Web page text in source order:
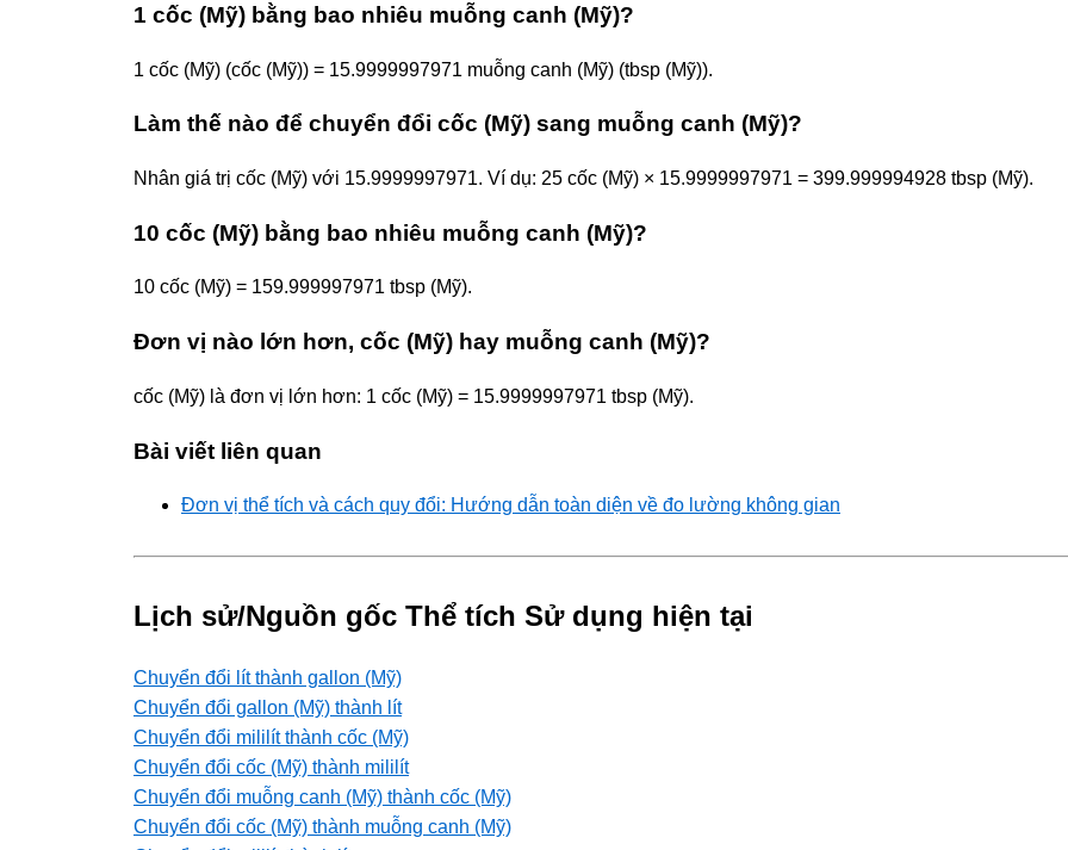
1 cốc (Mỹ) bằng bao nhiêu muỗng canh (Mỹ)?
1 cốc (Mỹ) (cốc (Mỹ)) = 15.9999997971 muỗng canh (Mỹ) (tbsp (Mỹ)).
Làm thế nào để chuyển đổi cốc (Mỹ) sang muỗng canh (Mỹ)?
Nhân giá trị cốc (Mỹ) với 15.9999997971. Ví dụ: 25 cốc (Mỹ) × 15.9999997971 = 399.999994928 tbsp (Mỹ).
10 cốc (Mỹ) bằng bao nhiêu muỗng canh (Mỹ)?
10 cốc (Mỹ) = 159.999997971 tbsp (Mỹ).
Đơn vị nào lớn hơn, cốc (Mỹ) hay muỗng canh (Mỹ)?
cốc (Mỹ) là đơn vị lớn hơn: 1 cốc (Mỹ) = 15.9999997971 tbsp (Mỹ).
Bài viết liên quan
Đơn vị thể tích và cách quy đổi: Hướng dẫn toàn diện về đo lường không gian
Lịch sử/Nguồn gốc Thể tích Sử dụng hiện tại
Chuyển đổi lít thành gallon (Mỹ)
Chuyển đổi gallon (Mỹ) thành lít
Chuyển đổi mililít thành cốc (Mỹ)
Chuyển đổi cốc (Mỹ) thành mililít
Chuyển đổi muỗng canh (Mỹ) thành cốc (Mỹ)
Chuyển đổi cốc (Mỹ) thành muỗng canh (Mỹ)